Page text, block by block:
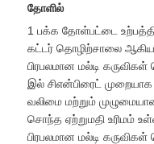
தோளில்
1 பக்க தோள்பட்டை
கட்டர் தொழிற்சாலை
பிரபலமான மல்டி
இல் சிஎன்பிரைட்
வலிமை மற்றும்
சொந்த ஏற்றுமதி உரிமம்
பிரபலமான மல்டி